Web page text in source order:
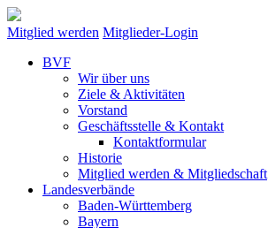
Mitglied werden Mitglieder-Login
BVF
Wir über uns
Ziele & Aktivitäten
Vorstand
Geschäftsstelle & Kontakt
Kontaktformular
Historie
Mitglied werden & Mitgliedschaft
Landesverbände
Baden-Württemberg
Bayern